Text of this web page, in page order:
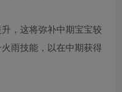
，这将弥补中期宝宝较
雨技能，以在中期获得